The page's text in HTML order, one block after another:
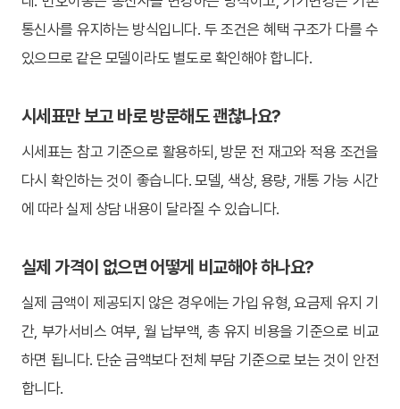
통신사를 유지하는 방식입니다. 두 조건은 혜택 구조가 다를 수
있으므로 같은 모델이라도 별도로 확인해야 합니다.
시세표만 보고 바로 방문해도 괜찮나요?
시세표는 참고 기준으로 활용하되, 방문 전 재고와 적용 조건을
다시 확인하는 것이 좋습니다. 모델, 색상, 용량, 개통 가능 시간
에 따라 실제 상담 내용이 달라질 수 있습니다.
실제 가격이 없으면 어떻게 비교해야 하나요?
실제 금액이 제공되지 않은 경우에는 가입 유형, 요금제 유지 기
간, 부가서비스 여부, 월 납부액, 총 유지 비용을 기준으로 비교
하면 됩니다. 단순 금액보다 전체 부담 기준으로 보는 것이 안전
합니다.